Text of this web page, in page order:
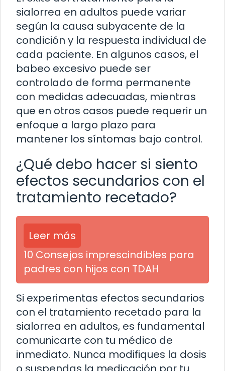
sialorrea en adultos puede variar
según la causa subyacente de la
condición y la respuesta individual de
cada paciente. En algunos casos, el
babeo excesivo puede ser
controlado de forma permanente
con medidas adecuadas, mientras
que en otros casos puede requerir un
enfoque a largo plazo para
mantener los síntomas bajo control.
¿Qué debo hacer si siento
efectos secundarios con el
tratamiento recetado?
Leer más
10 Consejos imprescindibles para
padres con hijos con TDAH
Si experimentas efectos secundarios
con el tratamiento recetado para la
sialorrea en adultos, es fundamental
comunicarte con tu médico de
inmediato. Nunca modifiques la dosis